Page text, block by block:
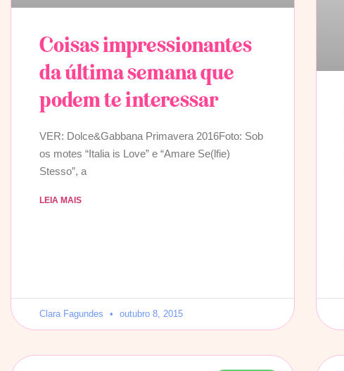
Coisas impressionantes
da última semana que
podem te interessar
VER: Dolce&Gabbana Primavera 2016Foto: Sob
os motes “Italia is Love” e “Amare Se(lfie)
Stesso”, a
LEIA MAIS
Clara Fagundes outubro 8, 2015